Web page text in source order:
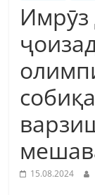
15.08.2024